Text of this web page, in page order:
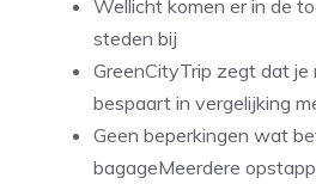
Wellicht komen er in de
steden bij
GreenCityTrip zegt dat je
bespaart in vergelijking
Geen beperkingen wat
bagageMeerdere